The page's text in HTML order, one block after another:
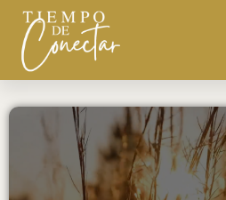
contenido